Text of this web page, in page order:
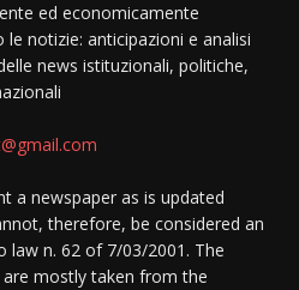
ed economicamente
notizie: anticipazioni e analisi
news istituzionali, politiche,
a newspaper as is updated
therefore, be considered an
law n. 62 of 7/03/2001. The
mostly taken from the